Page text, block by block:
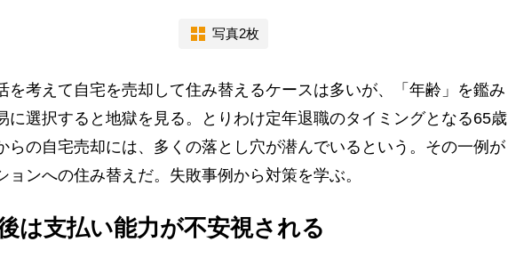
写真2枚
考えて自宅を売却して住み替えるケースは多いが、「年齢」を鑑み
に選択すると地獄を見る。とりわけ定年退職のタイミングとなる65歳
らの自宅売却には、多くの落とし穴が潜んでいるという。その一例が
ョンへの住み替えだ。失敗事例から対策を学ぶ。
は支払い能力が不安視される